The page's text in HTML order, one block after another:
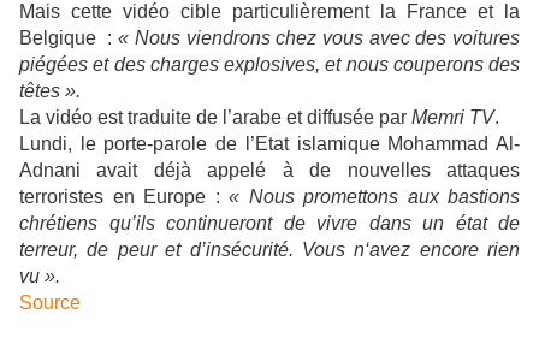
Mais cette vidéo cible particulièrement la France et la
Belgique :« Nous viendrons chez vous avec des voitures
piégées et des charges explosives, et nous couperons des
têtes ».
La vidéo est traduite de l’arabe et diffusée par Memri TV.
Lundi, le porte-parole de l’Etat islamique Mohammad Al-
Adnani avait déjà appelé à de nouvelles attaques
terroristes en Europe : « Nous promettons aux bastions
chrétiens qu’ils continueront de vivre dans un état de
terreur, de peur et d’insécurité. Vous n‘avez encore rien
vu ».
Source